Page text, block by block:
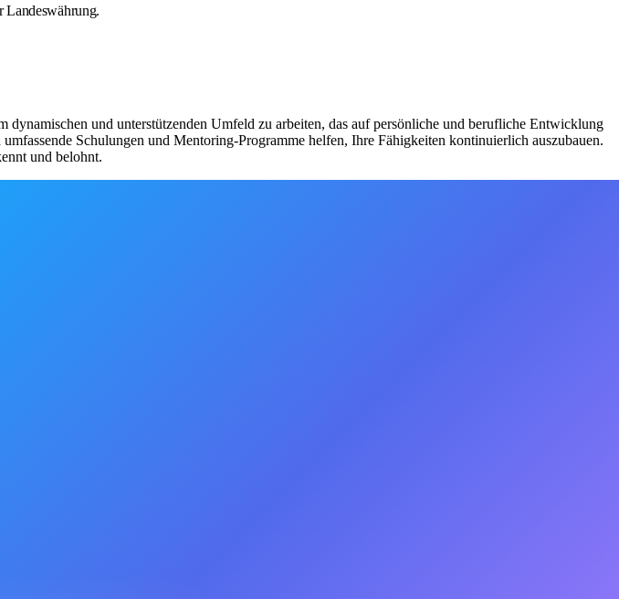
Landeswährung.
und unterstützenden Umfeld zu arbeiten, das auf persönliche und berufliche Entwicklung
Schulungen und Mentoring-Programme helfen, Ihre Fähigkeiten kontinuierlich auszubauen.
und belohnt.